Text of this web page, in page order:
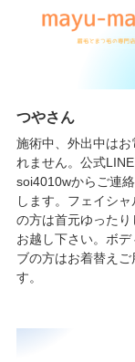
つやさん
施術中、外出中はお
れません。公式LINE
soi4010wからご連
します。フェイシ
の方は首元ゆったり
お越し下さい。ボデ
ブの方はお着替えご
す。